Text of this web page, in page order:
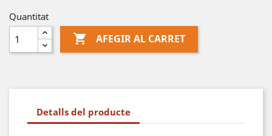
Quantitat
 AFEGIR AL CARRET
Detalls del producte